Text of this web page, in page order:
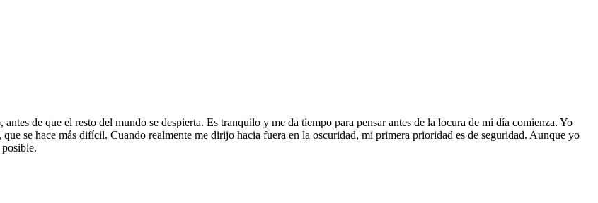
de que el resto del mundo se despierta. Es tranquilo y me da tiempo para pensar antes de la locura de mi día comienza. Yo
se hace más difícil. Cuando realmente me dirijo hacia fuera en la oscuridad, mi primera prioridad es de seguridad. Aunque yo